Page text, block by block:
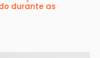
durante as